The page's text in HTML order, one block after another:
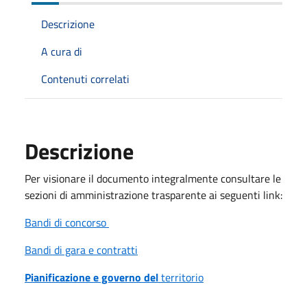
Descrizione
A cura di
Contenuti correlati
Descrizione
Per visionare il documento integralmente consultare le
sezioni di amministrazione trasparente ai seguenti link:
Bandi di concorso
Bandi di gara e contratti
Pianificazione e governo delterritorio